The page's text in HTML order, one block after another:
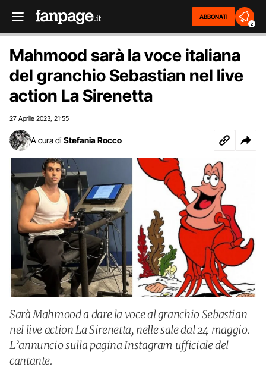
ABBONATI
2
Mahmood sarà la voce italiana
del granchio Sebastian nel live
action La Sirenetta
27 Aprile 2023 21:55
A cura di Stefania Rocco
Sarà Mahmood a dare la voce al granchio Sebastian
nel live action La Sirenetta, nelle sale dal 24 maggio.
L’annuncio sulla pagina Instagram ufficiale del
cantante.